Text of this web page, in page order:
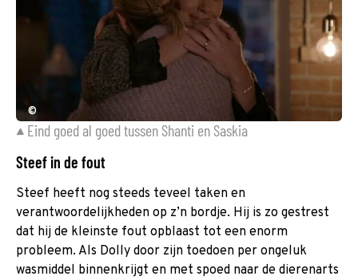
©
Eind goed al goed tussen Shanti en Saskia
Steef in de fout
Steef heeft nog steeds teveel taken en
verantwoordelijkheden op z’n bordje. Hij is zo gestrest
dat hij de kleinste fout opblaast tot een enorm
probleem. Als Dolly door zijn toedoen per ongeluk
wasmiddel binnenkrijgt en met spoed naar de dierenarts